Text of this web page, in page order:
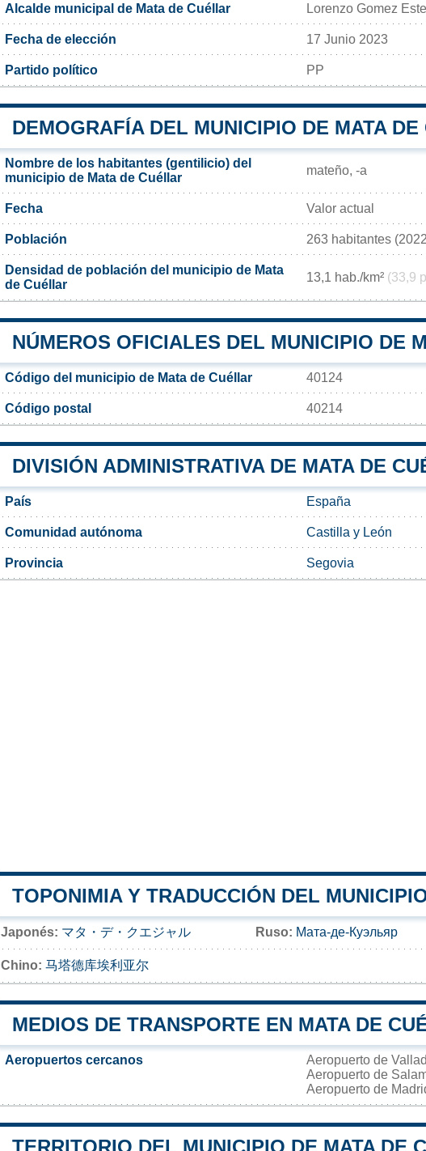
Alcalde municipal de Mata de Cuéllar Lorenzo Gomez
Fecha de elección 17 Junio 2023
Partido político PP
DEMOGRAFÍA DEL MUNICIPIO DE MATA
Nombre de los habitantes (gentilicio) del
municipio de Mata de Cuéllar
mateño, -a​
Fecha Valor actual
Población 263 habitantes
Densidad de población del municipio de Mata
de Cuéllar
13,1 hab./km² (33,9
NÚMEROS OFICIALES DEL MUNICIPIO DE
Código del municipio de Mata de Cuéllar 40124
Código postal 40214
DIVISIÓN ADMINISTRATIVA DE MATA DE
País España
Comunidad autónoma Castilla y León
Provincia Segovia
TOPONIMIA Y TRADUCCIÓN DEL
Japonés: マタ・デ・クエジャル Ruso: Мата-де-Куэльяр
Chino: 马塔德库埃利亚尔
MEDIOS DE TRANSPORTE EN MATA DE
Aeropuertos cercanos Aeropuerto de
Aeropuerto de
Aeropuerto de